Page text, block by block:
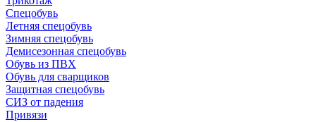
Спецобувь
Летняя спецобувь
Зимняя спецобувь
Демисезонная спецобувь
Обувь из ПВХ
Обувь для сварщиков
Защитная спецобувь
СИЗ от падения
Привязи